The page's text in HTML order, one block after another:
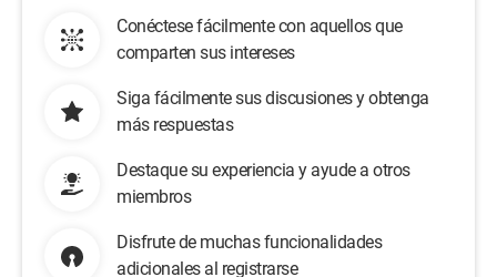
Conéctese fácilmente con aquellos que
comparten sus intereses
Siga fácilmente sus discusiones y obtenga
más respuestas
Destaque su experiencia y ayude a otros
miembros
Disfrute de muchas funcionalidades
adicionales al registrarse